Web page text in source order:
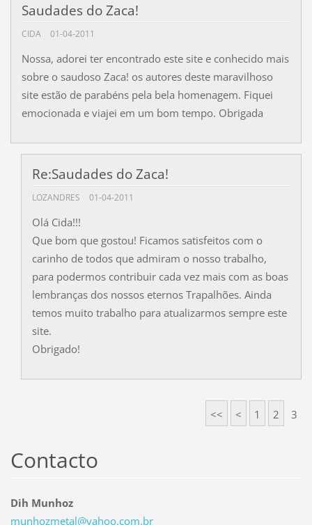
Saudades do Zaca!
CIDA 01-04-2011
Nossa, adorei ter encontrado este site e conhecido mais
sobre o saudoso Zaca! os autores deste maravilhoso
site estão de parabéns pela bela homenagem. Fiquei
emocionada e viajei em um bom tempo. Obrigada
Re:Saudades do Zaca!
LOZANDRES 01-04-2011
Olá Cida!!!
Que bom que gostou! Ficamos satisfeitos com o
carinho de todos que admiram o nosso trabalho,
para podermos contribuir cada vez mais com as boas
lembranças dos nossos eternos Trapalhões. Ainda
temos muito trabalho para atualizarmos sempre este
site.
Obrigado!
<< < 1 2 3
Contacto
Dih Munhoz
munhozmetal@yahoo.com.br